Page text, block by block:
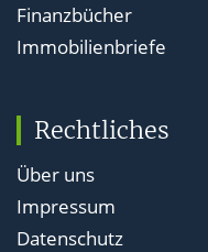
Finanzbücher
Immobilienbriefe
Rechtliches
Über uns
Impressum
Datenschutz